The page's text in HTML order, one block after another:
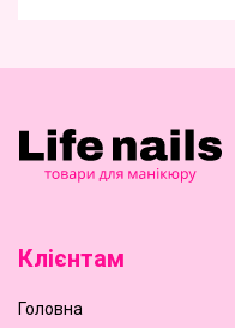
Клієнтам
Головна